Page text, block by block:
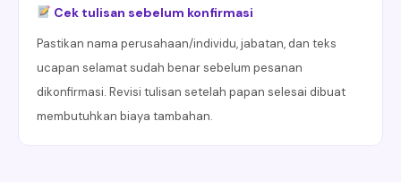
Cek tulisan sebelum konfirmasi
Pastikan nama perusahaan/individu, jabatan, dan teks
ucapan selamat sudah benar sebelum pesanan
dikonfirmasi. Revisi tulisan setelah papan selesai dibuat
membutuhkan biaya tambahan.